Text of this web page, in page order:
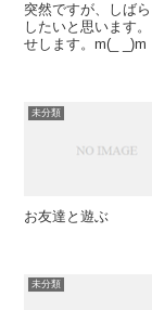
突然ですが、しば
したいと思います。 また再開することになったら、ブログでお知ら
せします。m(_ _)m
未分類
お友達と遊ぶ
未分類